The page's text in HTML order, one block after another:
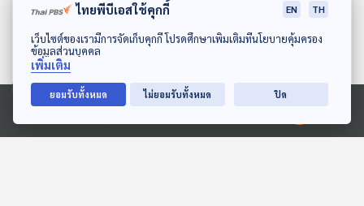
ดาวน์โหลด Thai PBS Podcast Application
Ⓒ 2020 องค์การกระจายเสียงและแพร่ภาพสาธารณะแห่งประเทศไทย
EP. 9: รู้ข่าว รู้ภาษาอังกฤษ -
ปรากฏการณ์ใหม่จาก
แอปพลิเคชัน Clubhouse
55 0 28 ก.พ. 64
EP. 8: รู้ข่าว รู้ภาษาอังกฤษ -
พลังการสื่อสารของคนรุ่นใหม่เมีย
นมาเพื่อต่อต้านรัฐประหาร
47 0 21 ก.พ. 64
ไทยพีบีเอสใช้คุกกี้ EN TH
เว็บไซต์ของเรามีการจัดเก็บคุกกี้ โปรดศึกษาเพิ่มเติมที่นโยบายคุ้มครอง
ข้อมูลส่วนบุคคล
เพิ่มเติม
ยอมรับทั้งหมด ไม่ยอมรับทั้งหมด ปิด